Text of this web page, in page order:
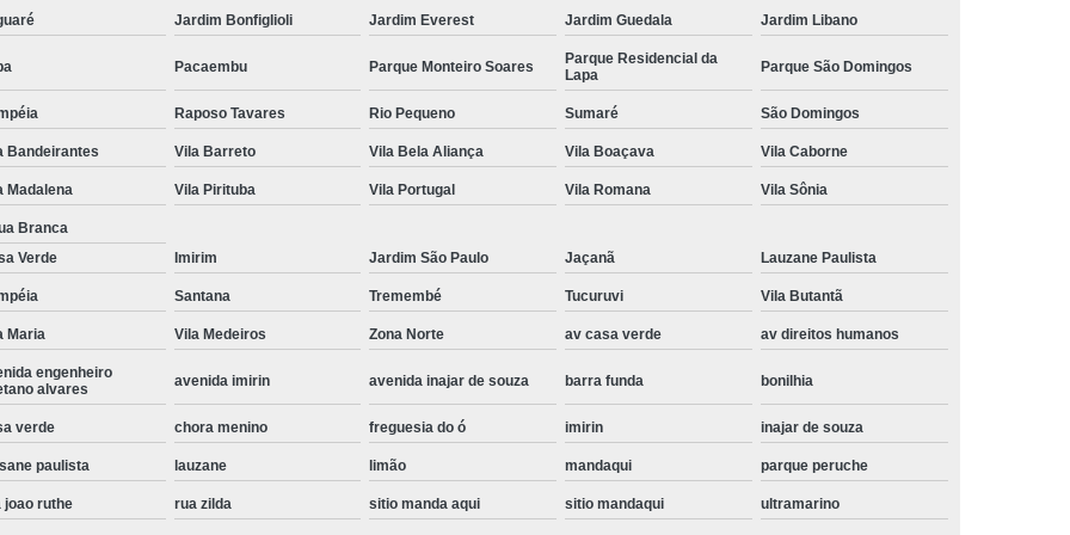
Instalação de Maquina de Lavar Roupa
Instalação de Maquina de Lavar Samsung
Instalação Eletrica Maquina de Lavar Roupa
Instalação Maquina de Lavar Roupa
Instalação Maquina de Lavar Samsung
Instalação Maquina Lavar e Seca
Instalação para Maquina de Lavar Roupa
Instalar Maquina de Lavar Samsung
Instalar Maquina Lavar Roupa
Maquina de Lavar Roupa Instalação
Instalação de Lava e Seca Samsung
Instalação de Maquina Lava e Seca
Instalação Lava e Seca
Instalação Lava e Seca Samsung
Instalação Lava Seca
Instalação Maquina Lava e Seca
Instalação Maquina Lava e Seca Samsung
Instalação Samsung Lava e Seca
Lava e Seca Samsung Instalação
Samsung Instalação Lava e Seca
Manutenção de Fogão
Manutenção de Fogão a Gas
Manutenção de Fogão Cooktop
Manutenção de Fogão Electrolux
Manutenção em Fogão
Jardim Bonfiglioli Jardim Everest Jardim Guedala Jardim Libano
Pacaembu Parque Monteiro Soares
Parque Residencial da
Lapa
Parque São Domingos
Raposo Tavares Rio Pequeno Sumaré São Domingos
Bandeirantes Vila Barreto Vila Bela Aliança Vila Boaçava Vila Caborne
Madalena Vila Pirituba Vila Portugal Vila Romana Vila Sônia
Branca
Verde Imirim Jardim São Paulo Jaçanã Lauzane Paulista
Santana Tremembé Tucuruvi Vila Butantã
Maria Vila Medeiros Zona Norte av casa verde av direitos humanos
engenheiro
alvares
avenida imirin avenida inajar de souza barra funda bonilhia
verde chora menino freguesia do ó imirin inajar de souza
paulista lauzane limão mandaqui parque peruche
joao ruthe rua zilda sitio manda aqui sitio mandaqui ultramarino